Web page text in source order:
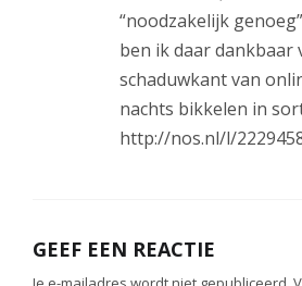
“noodzakelijk
ben ik daar dankbaar
schaduwkant van
nachts bikkelen in
http://nos.nl/l/
GEEF EEN REACTIE